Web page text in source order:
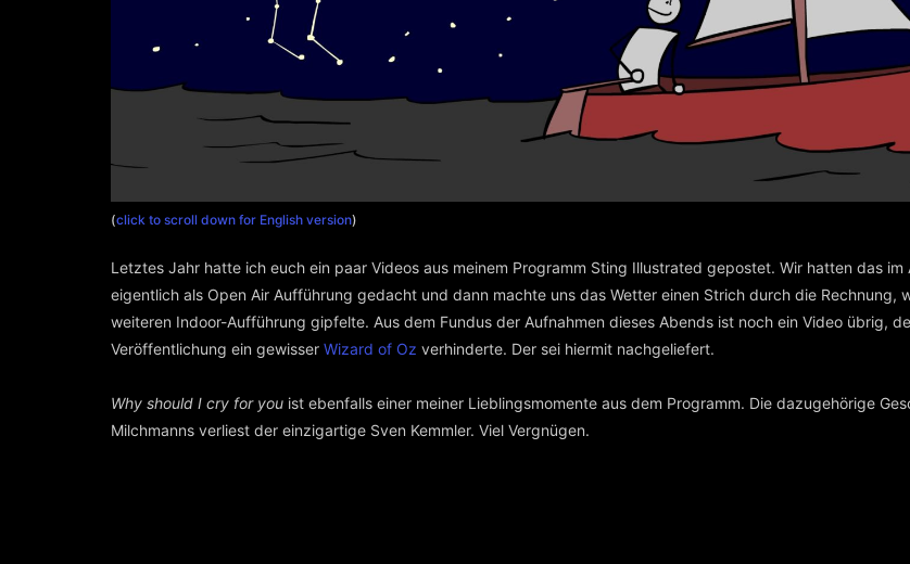
(click to scroll down for English version)
Letztes Jahr hatte ich euch ein paar Videos aus meinem Programm Sting Illustrated gepostet. Wir hatten das im
eigentlich als Open Air Aufführung gedacht und dann machte uns das Wetter einen Strich durch die Rechnung,
weiteren Indoor-Aufführung gipfelte. Aus dem Fundus der Aufnahmen dieses Abends ist noch ein Video übrig,
Veröffentlichung ein gewisser Wizard of Oz verhinderte. Der sei hiermit nachgeliefert.
Why should I cry for you ist ebenfalls einer meiner Lieblingsmomente aus dem Programm. Die dazugehörige
Milchmanns verliest der einzigartige Sven Kemmler. Viel Vergnügen.